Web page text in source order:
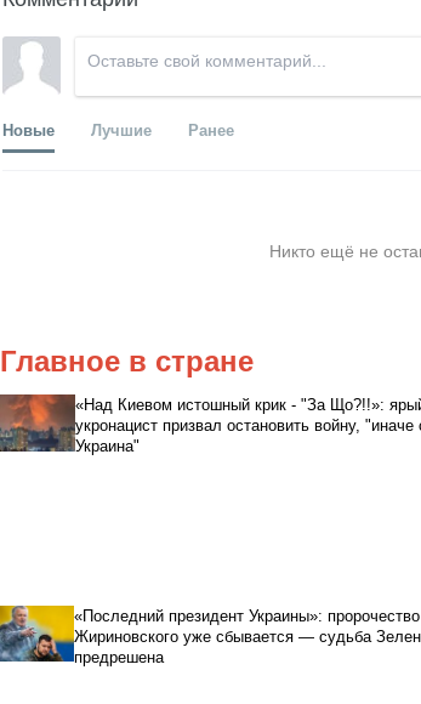
Новые Лучшие Ранее
Никто ещё не
Главное в стране
«Над Киевом истошный крик - "За Що?!!»:
укронацист призвал остановить войну, "иначе
Украина"
«Последний президент Украины»: пророчество
Жириновского уже сбывается — судьба
предрешена